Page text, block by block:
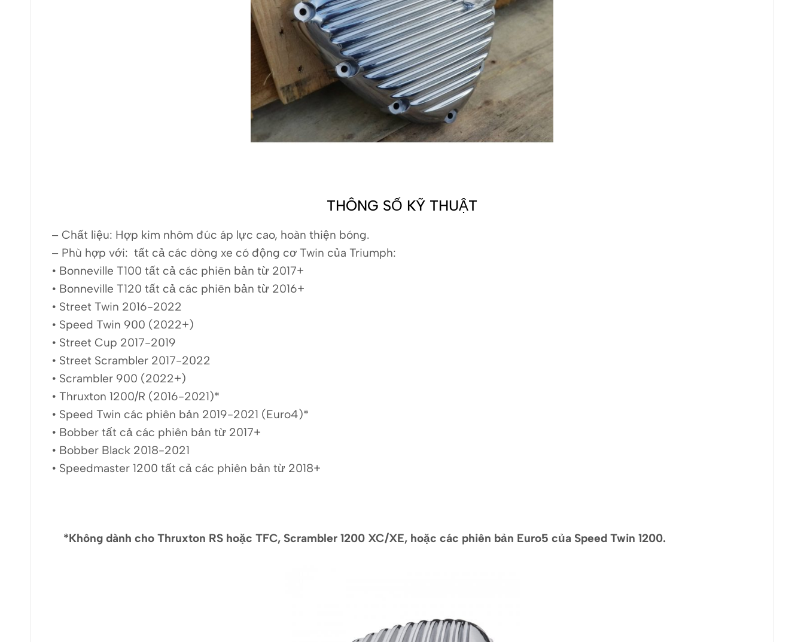
THÔNG SỐ KỸ THUẬT
– Chất liệu: Hợp kim nhôm đúc áp lực cao, hoàn thiện bóng.
– Phù hợp với: tất cả các dòng xe có động cơ Twin của Triumph:
• Bonneville T100 tất cả các phiên bản từ 2017+
• Bonneville T120 tất cả các phiên bản từ 2016+
• Street Twin 2016-2022
• Speed Twin 900 (2022+)
• Street Cup 2017-2019
• Street Scrambler 2017-2022
• Scrambler 900 (2022+)
• Thruxton 1200/R (2016-2021)*
• Speed Twin các phiên bản 2019-2021 (Euro4)*
• Bobber tất cả các phiên bản từ 2017+
• Bobber Black 2018-2021
• Speedmaster 1200 tất cả các phiên bản từ 2018+
*Không dành cho Thruxton RS hoặc TFC, Scrambler 1200 XC/XE, hoặc các phiên bản Euro5 của Speed Twin 1200.